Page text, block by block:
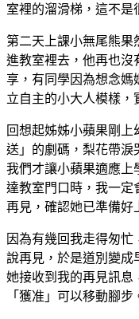
室裡的溜滑梯，這不是
第二天上課小無尾熊果
進教室裡去，他再也沒
享，有同學因為想念媽
立自主的小大人模樣，
回想起姊姊小蘋果剛
送」的劇碼，梨花帶淚
我們才讓小蘋果適應上
達教室門口時，我一定
再見，確認她已準備好
因為有幾回我走得匆
說再見，於是道別變成
她接收到我的再見訊息
「獲准」可以移動腳步